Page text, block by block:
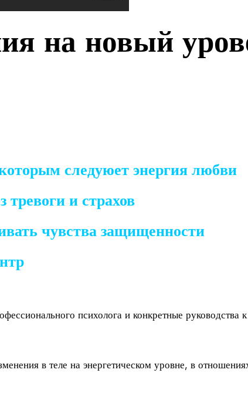
на новый
следуюет энергия любви
тревоги и страхов
чувства защищенности
психолога и конкретные руководства
в теле на энергетическом уровне, в